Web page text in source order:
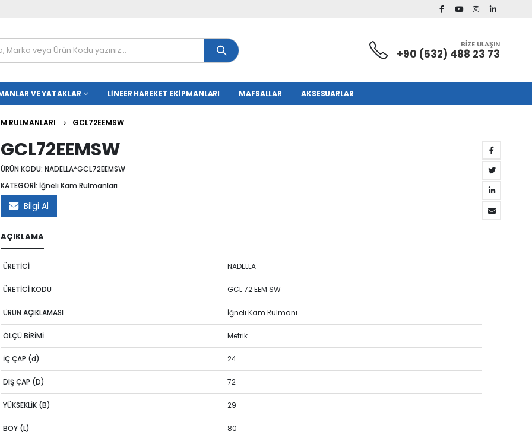
BİZE ULAŞIN
+90 (532) 488 23 73
VE YATAKLAR LINEER HAREKET EKIPMANLARI MAFSALLAR AKSESUARLAR
RULMANLARI GCL72EEMSW
GCL72EEMSW
ÜRÜN KODU:NADELLA*GCL72EEMSW
KATEGORİ: İğneli Kam Rulmanları
Bilgi Al
AÇIKLAMA
ÜRETİCİ NADELLA
ÜRETİCİ KODU GCL 72 EEM SW
ÜRÜN AÇIKLAMASI İğneli Kam Rulmanı
ÖLÇÜ BİRİMİ Metrik
İÇ ÇAP (d) 24
DIŞ ÇAP (D) 72
YÜKSEKLİK (B) 29
BOY (L) 80